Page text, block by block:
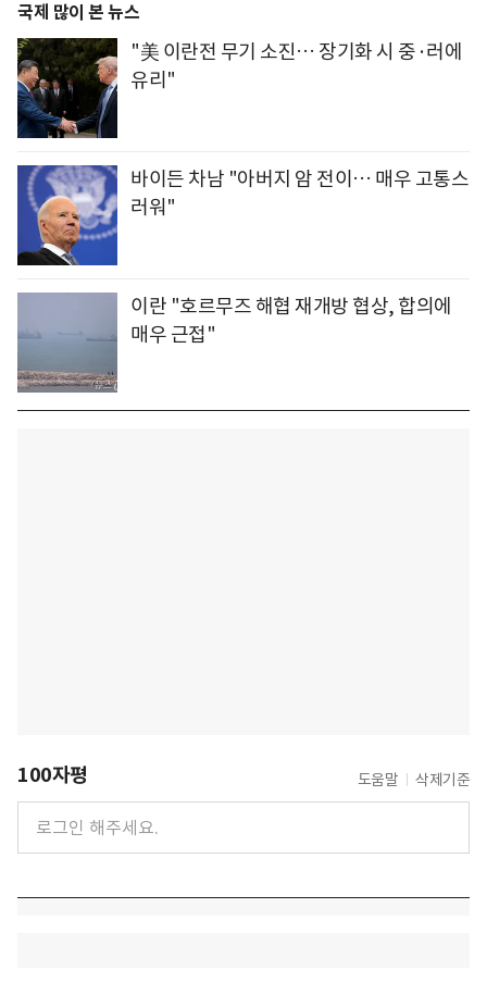
국제 많이 본 뉴스
"美 이란전 무기 소진… 장기화 시 중·러에
유리"
바이든 차남 "아버지 암 전이… 매우 고통스
러워"
이란 "호르무즈 해협 재개방 협상, 합의에
매우 근접"
100자평 도움말 삭제기준